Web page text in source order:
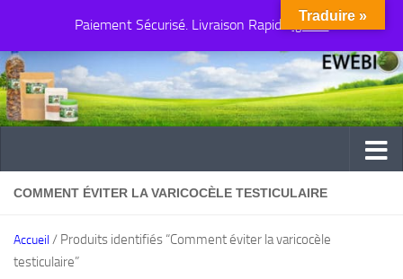
Paiement Sécurisé. Livraison Rapide Ignorer
Au dessous du contenu
COMMENT ÉVITER LA VARICOCÈLE TESTICULAIRE
Accueil / Produits identifiés “Comment éviter la varicocèle
testiculaire”
Traduire »